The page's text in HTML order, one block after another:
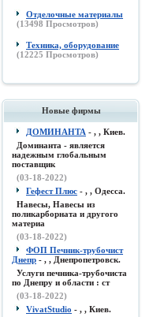
Отделочные материалы
(13498 Просмотров)
Техника, оборудование
(12225 Просмотров)
Новые фирмы
ДОМИНАНТА - , , Киев.
Доминанта - является
надежным глобальным
поставщик
(03-18-2022)
Гефест Плюс - , , Одесса.
Навесы, Навесы из
поликарборната и другого
материа
(03-18-2022)
ФОП Печник-трубочист
Днепр - , , Днепропетровск.
Услуги печника-трубочиста
по Днепру и области : ст
(03-18-2022)
VivatStudio - , , Киев.